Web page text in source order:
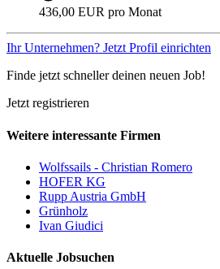
436,00 EUR pro Monat
Ihr Unternehmen? Jetzt Profil einrichten
Finde jetzt schneller deinen neuen Job!
Jetzt registrieren
Weitere interessante Firmen
Wolfssails - Christian Romero
HOFER KG
Rupp Austria GmbH
Grünholz
Ivan Giudici
Aktuelle Jobsuchen